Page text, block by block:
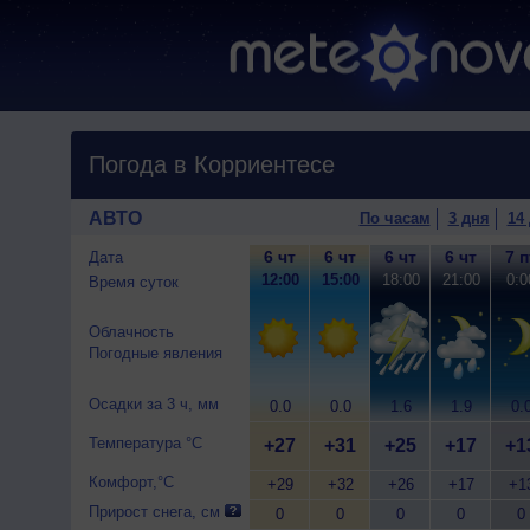
Погода в Корриентесе
АВТО По часам 3 дня 14
Дата
Время суток
Облачность
Погодные явления
Осадки за 3 ч, мм
Температура °C
Комфорт,°C
Прирост снега, см
6 чт
12:00
0.0
+27
+29
0
6 чт
15:00
0.0
+31
+32
0
6 чт
18:00
1.6
+25
+26
0
6 чт
21:00
1.9
+17
+17
0
7
0